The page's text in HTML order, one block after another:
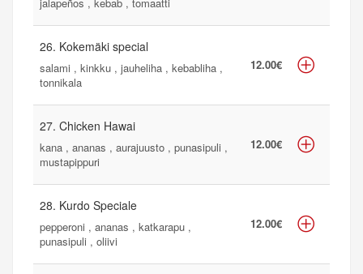
26. Kokemäki special
salami , kinkku , jauheliha , kebabliha ,
tonnikala
12.00€
27. Chicken Hawai
kana , ananas , aurajuusto , punasipuli ,
mustapippuri
12.00€
28. Kurdo Speciale
pepperoni , ananas , katkarapu ,
punasipuli , oliivi
12.00€